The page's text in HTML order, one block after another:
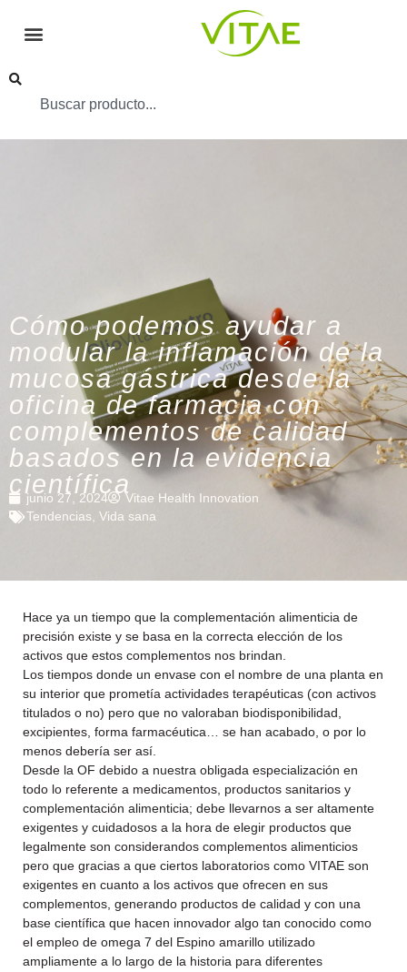
Cómo podemos ayudar a
modular la inflamación de la
mucosa gástrica desde la
oficina de farmacia con
complementos de calidad
basados en la evidencia
científica
junio 27, 2024
Vitae Health Innovation
Tendencias Vida sana
Hace ya un tiempo que la complementación alimenticia de
precisión existe y se basa en la correcta elección de los
activos que estos complementos nos brindan.
Los tiempos donde un envase con el nombre de una planta en
su interior que prometía actividades terapéuticas (con activos
titulados o no) pero que no valoraban biodisponibilidad,
excipientes, forma farmacéutica… se han acabado, o por lo
menos debería ser así.
Desde la OF debido a nuestra obligada especialización en
todo lo referente a medicamentos, productos sanitarios y
complementación alimenticia; debe llevarnos a ser altamente
exigentes y cuidadosos a la hora de elegir productos que
legalmente son considerandos complementos alimenticios
pero que gracias a que ciertos laboratorios como VITAE son
exigentes en cuanto a los activos que ofrecen en sus
complementos, generando productos de calidad y con una
base científica que hacen innovador algo tan conocido como
el empleo de omega 7 del Espino amarillo utilizado
ampliamente a lo largo de la historia para diferentes